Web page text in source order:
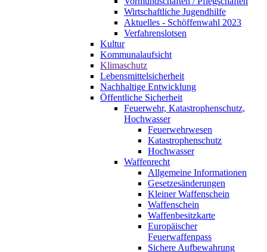
Wirtschaftliche Jugendhilfe
Aktuelles - Schöffenwahl 2023
Verfahrenslotsen
Kultur
Kommunalaufsicht
Klimaschutz
Lebensmittelsicherheit
Nachhaltige Entwicklung
Öffentliche Sicherheit
Feuerwehr, Katastrophenschutz,
Hochwasser
Feuerwehrwesen
Katastrophenschutz
Hochwasser
Waffenrecht
Allgemeine Informationen
Gesetzesänderungen
Kleiner Waffenschein
Waffenschein
Waffenbesitzkarte
Europäischer
Feuerwaffenpass
Sichere Aufbewahrung